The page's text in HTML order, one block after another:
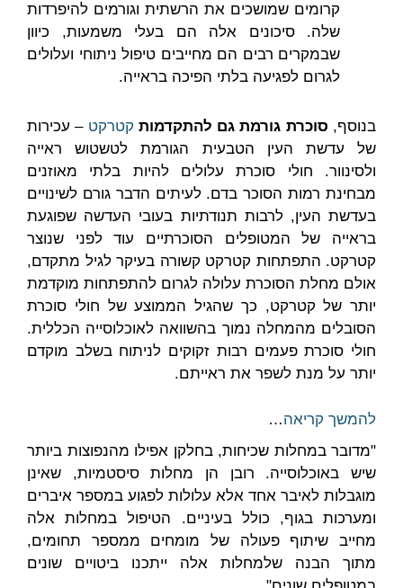
קרומים שמושכים את הרשתית וגורמים להיפרדות
שלה. סיכונים אלה הם בעלי משמעות, כיוון
שבמקרים רבים הם מחייבים טיפול ניתוחי ועלולים
לגרום לפגיעה בלתי הפיכה בראייה.
בנוסף, סוכרת גורמת גם להתקדמות קטרקט – עכירות
של עדשת העין הטבעית הגורמת לטשטוש ראייה
ולסינוור. חולי סוכרת עלולים להיות בלתי מאוזנים
מבחינת רמות הסוכר בדם. לעיתים הדבר גורם לשינויים
בעדשת העין, לרבות תנודתיות בעובי העדשה שפוגעת
בראייה של המטופלים הסוכרתיים עוד לפני שנוצר
קטרקט. התפתחות קטרקט קשורה בעיקר לגיל מתקדם,
אולם מחלת הסוכרת עלולה לגרום להתפתחות מוקדמת
יותר של קטרקט, כך שהגיל הממוצע של חולי סוכרת
הסובלים מהמחלה נמוך בהשוואה לאוכלוסייה הכללית.
חולי סוכרת פעמים רבות זקוקים לניתוח בשלב מוקדם
יותר על מנת לשפר את ראייתם.
להמשך קריאה…
"מדובר במחלות שכיחות, בחלקן אפילו מהנפוצות ביותר
שיש באוכלוסייה. רובן הן מחלות סיסטמיות, שאינן
מוגבלות לאיבר אחד אלא עלולות לפגוע במספר איברים
ומערכות בגוף, כולל בעיניים. הטיפול במחלות אלה
מחייב שיתוף פעולה של מומחים ממספר תחומים,
מתוך הבנה שלמחלות אלה ייתכנו ביטויים שונים